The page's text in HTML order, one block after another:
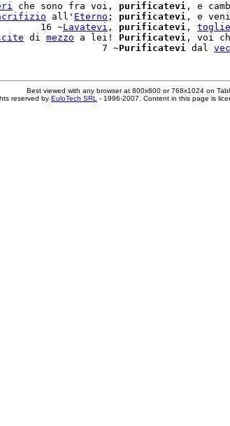
che sono fra voi, purificatevi , e
all' Eterno ; purificatevi , e
16 ~Lavatevi , purificatevi ,
di mezzo a lei! Purificatevi , voi
7 ~Purificatevi dal
Best viewed with any browser at 800x600 or 768x1024 on
reserved by EuloTech SRL - 1996-2007. Content in this page is